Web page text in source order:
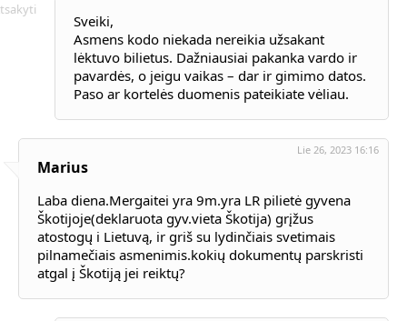
Sveiki,
Asmens kodo niekada nereikia užsakant
lėktuvo bilietus. Dažniausiai pakanka vardo ir
pavardės, o jeigu vaikas – dar ir gimimo datos.
Paso ar kortelės duomenis pateikiate vėliau.
Marius
Lie 26, 2023 16:16
Laba diena.Mergaitei yra 9m.yra LR pilietė gyvena
Škotijoje(deklaruota gyv.vieta Škotija) grįžus
atostogų i Lietuvą, ir griš su lydinčiais svetimais
pilnamečiais asmenimis.kokių dokumentų parskristi
atgal į Škotiją jei reiktų?